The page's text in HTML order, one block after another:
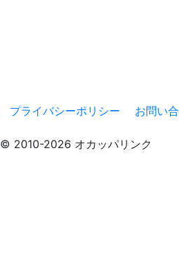
プライバシーポリシー お問い
© 2010-2026 オカッパリンク